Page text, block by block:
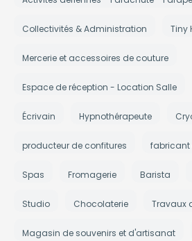
Collectivités & Administration Tiny
Mercerie et accessoires de couture
Espace de réception - Location Salle
Écrivain Hypnothérapeute
producteur de confitures fabricant
Spas Fromagerie Barista
Studio Chocolaterie Travaux
Magasin de souvenirs et d'artisanat